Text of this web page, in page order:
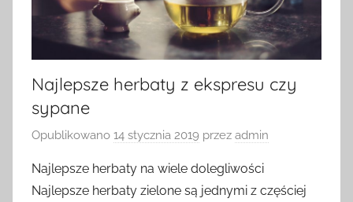
Najlepsze herbaty z ekspresu czy
sypane
Opublikowano 14 stycznia 2019 przez admin
Najlepsze herbaty na wiele dolegliwości
Najlepsze herbaty zielone są jednymi z częściej